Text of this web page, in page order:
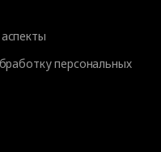
персональных